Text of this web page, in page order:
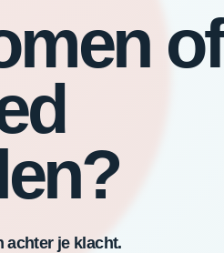
of
achter je klacht.